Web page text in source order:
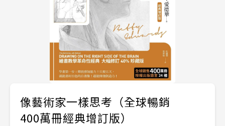
像藝術家一樣思考（全球暢銷
400萬冊經典增訂版）